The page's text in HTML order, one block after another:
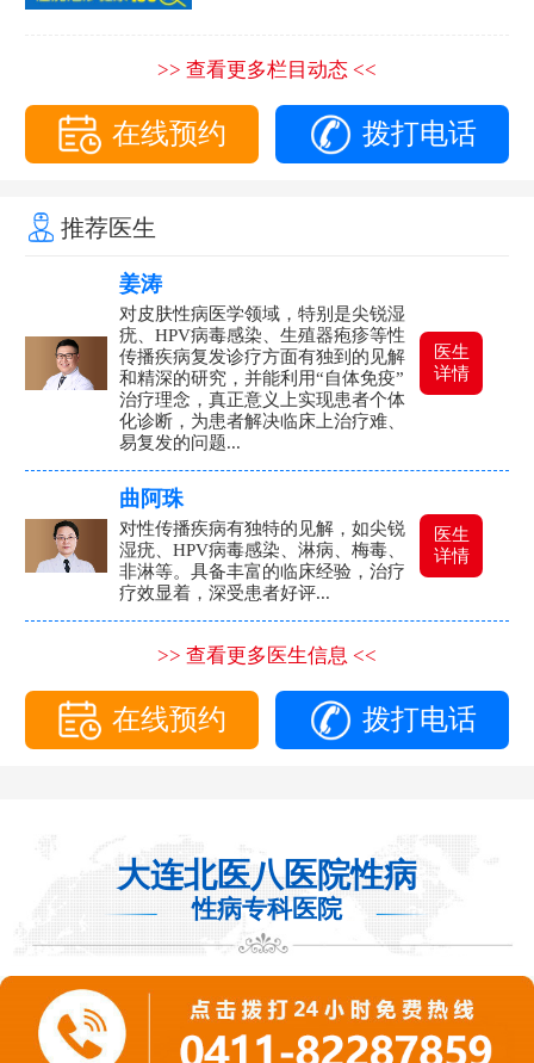
>> 查看更多栏目动态 <<
在线预约 拨打电话
推荐医生
姜涛
对皮肤性病医学领域，特别是尖锐湿
疣、HPV病毒感染、生殖器疱疹等性
传播疾病复发诊疗方面有独到的见解
和精深的研究，并能利用“自体免疫”
治疗理念，真正意义上实现患者个体
化诊断，为患者解决临床上治疗难、
易复发的问题...
医生
详情
曲阿珠
对性传播疾病有独特的见解，如尖锐
湿疣、HPV病毒感染、淋病、梅毒、
非淋等。具备丰富的临床经验，治疗
疗效显着，深受患者好评...
医生
详情
>> 查看更多医生信息 <<
在线预约 拨打电话
大连北医八医院性病
性病专科医院